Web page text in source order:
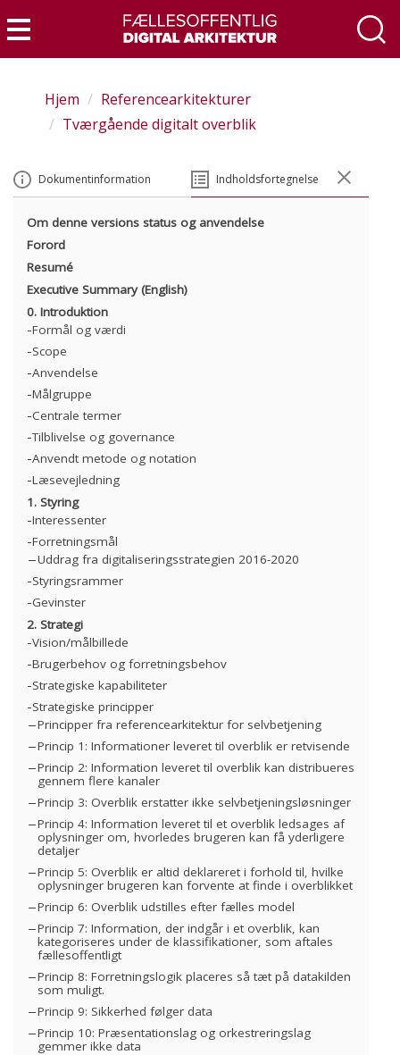
til
hovedindhold
Menu
Hjem
Referencearkitekturer
Tværgående digitalt overblik
Dokumentinformation Indholdsfortegnelse
Om denne versions status og anvendelse
Forord
Resumé
Executive Summary (English)
0. Introduktion
Formål og værdi
Scope
Anvendelse
Målgruppe
Centrale termer
Tilblivelse og governance
Anvendt metode og notation
Læsevejledning
1. Styring
Interessenter
Forretningsmål
Uddrag fra digitaliseringsstrategien 2016-2020
Styringsrammer
Gevinster
2. Strategi
Vision/målbillede
Brugerbehov og forretningsbehov
Strategiske kapabiliteter
Strategiske principper
Principper fra referencearkitektur for selvbetjening
Princip 1: Informationer leveret til overblik er retvisende
Princip 2: Information leveret til overblik kan distribueres
gennem flere kanaler
Princip 3: Overblik erstatter ikke selvbetjeningsløsninger
Princip 4: Information leveret til et overblik ledsages af
oplysninger om, hvorledes brugeren kan få yderligere
detaljer
Princip 5: Overblik er altid deklareret i forhold til, hvilke
oplysninger brugeren kan forvente at finde i overblikket
Princip 6: Overblik udstilles efter fælles model
Princip 7: Information, der indgår i et overblik, kan
kategoriseres under de klassifikationer, som aftales
fællesoffentligt
Princip 8: Forretningslogik placeres så tæt på datakilden
som muligt.
Princip 9: Sikkerhed følger data
Princip 10: Præsentationslag og orkestreringslag
gemmer ikke data